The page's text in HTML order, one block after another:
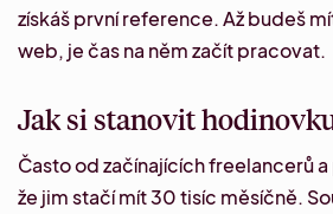
získáš první reference. Až budeš
web, je čas na něm začít pracovat.
Jak si stanovit
Často od začínajících freelancerů
že jim stačí mít 30 tisíc měsíčně.